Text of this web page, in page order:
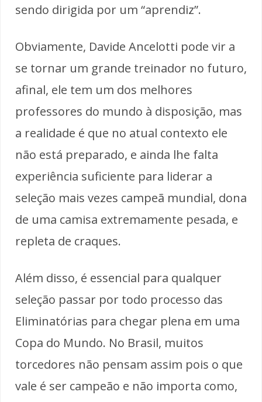
sendo dirigida por um “aprendiz”.
Obviamente, Davide Ancelotti pode vir a
se tornar um grande treinador no futuro,
afinal, ele tem um dos melhores
professores do mundo à disposição, mas
a realidade é que no atual contexto ele
não está preparado, e ainda lhe falta
experiência suficiente para liderar a
seleção mais vezes campeã mundial, dona
de uma camisa extremamente pesada, e
repleta de craques.
Além disso, é essencial para qualquer
seleção passar por todo processo das
Eliminatórias para chegar plena em uma
Copa do Mundo. No Brasil, muitos
torcedores não pensam assim pois o que
vale é ser campeão e não importa como,